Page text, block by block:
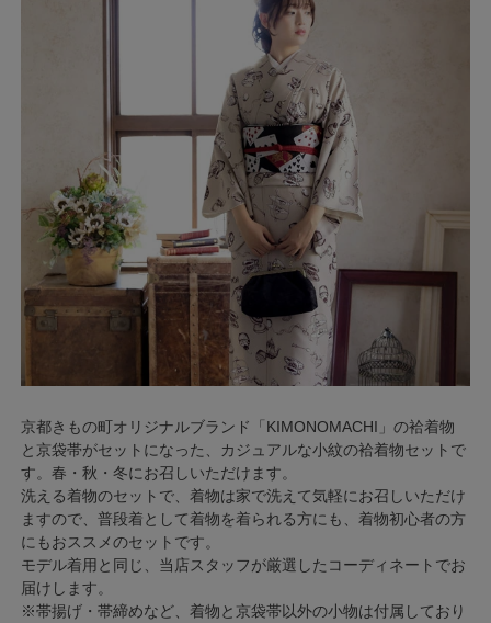
京都きもの町オリジナルブランド「KIMONOMACHI」の袷着物
と京袋帯がセットになった、カジュアルな小紋の袷着物セットで
す。春・秋・冬にお召しいただけます。
洗える着物のセットで、着物は家で洗えて気軽にお召しいただけ
ますので、普段着として着物を着られる方にも、着物初心者の方
にもおススメのセットです。
モデル着用と同じ、当店スタッフが厳選したコーディネートでお
届けします。
※帯揚げ・帯締めなど、着物と京袋帯以外の小物は付属しており